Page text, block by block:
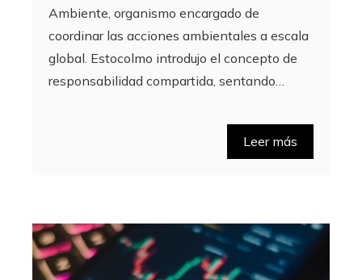
Ambiente, organismo encargado de
coordinar las acciones ambientales a escala
global. Estocolmo introdujo el concepto de
responsabilidad compartida, sentando…
Leer más